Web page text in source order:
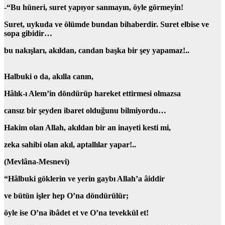
-“Bu hüneri, suret yapıyor sanmayın, öyle görmeyin!
Suret, uykuda ve ölümde bundan bihaberdir. Suret elbise ve
sopa gibidir…
bu nakışları, akıldan, candan başka bir şey yapamaz!..
Halbuki o da, akılla canın,
Hâlık-ı Alem’in döndürüp hareket ettirmesi olmazsa
cansız bir şeyden ibaret olduğunu bilmiyordu…
Hakim olan Allah, akıldan bir an inayeti kesti mi,
zeka sahibi olan akıl, aptallılar yapar!..
(Mevlâna-Mesnevi)
“Hâlbuki göklerin ve yerin gaybı Allah’a âiddir
ve bütün işler hep O’na döndürülür;
öyle ise O’na ibâdet et ve O’na tevekkül et!